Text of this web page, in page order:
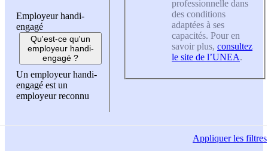
Employeur handi-
engagé
Qu'est-ce qu'un
employeur handi-
engagé ?
Un employeur handi-
engagé est un
employeur reconnu
professionnelle dans
des conditions
adaptées à ses
capacités. Pour en
savoir plus, consultez
le site de l’UNEA.
Appliquerles filtres